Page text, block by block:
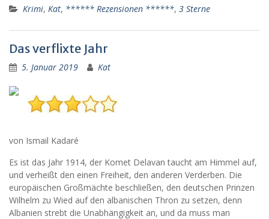
Krimi, Kat, ****** Rezensionen ******, 3 Sterne
Das verflixte Jahr
5. Januar 2019 Kat
von Ismail Kadaré
Es ist das Jahr 1914, der Komet Delavan taucht am Himmel auf,
und verheißt den einen Freiheit, den anderen Verderben. Die
europäischen Großmächte beschließen, den deutschen Prinzen
Wilhelm zu Wied auf den albanischen Thron zu setzen, denn
Albanien strebt die Unabhängigkeit an, und da muss man